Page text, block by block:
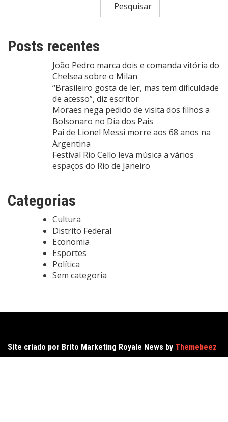
Pesquisar
Posts recentes
João Pedro marca dois e comanda vitória do
Chelsea sobre o Milan
“Brasileiro gosta de ler, mas tem dificuldade
de acesso”, diz escritor
Moraes nega pedido de visita dos filhos a
Bolsonaro no Dia dos Pais
Pai de Lionel Messi morre aos 68 anos na
Argentina
Festival Rio Cello leva música a vários
espaços do Rio de Janeiro
Categorias
Cultura
Distrito Federal
Economia
Esportes
Política
Sem categoria
Site criado por Brito Marketing Royale News by Themebeez